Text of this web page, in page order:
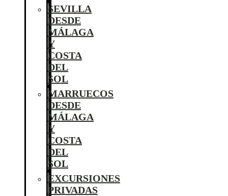
SEVILLA
DESDE
MÁLAGA
Y
COSTA
DEL
SOL
MARRUECOS
DESDE
MÁLAGA
Y
COSTA
DEL
SOL
EXCURSIONES
PRIVADAS